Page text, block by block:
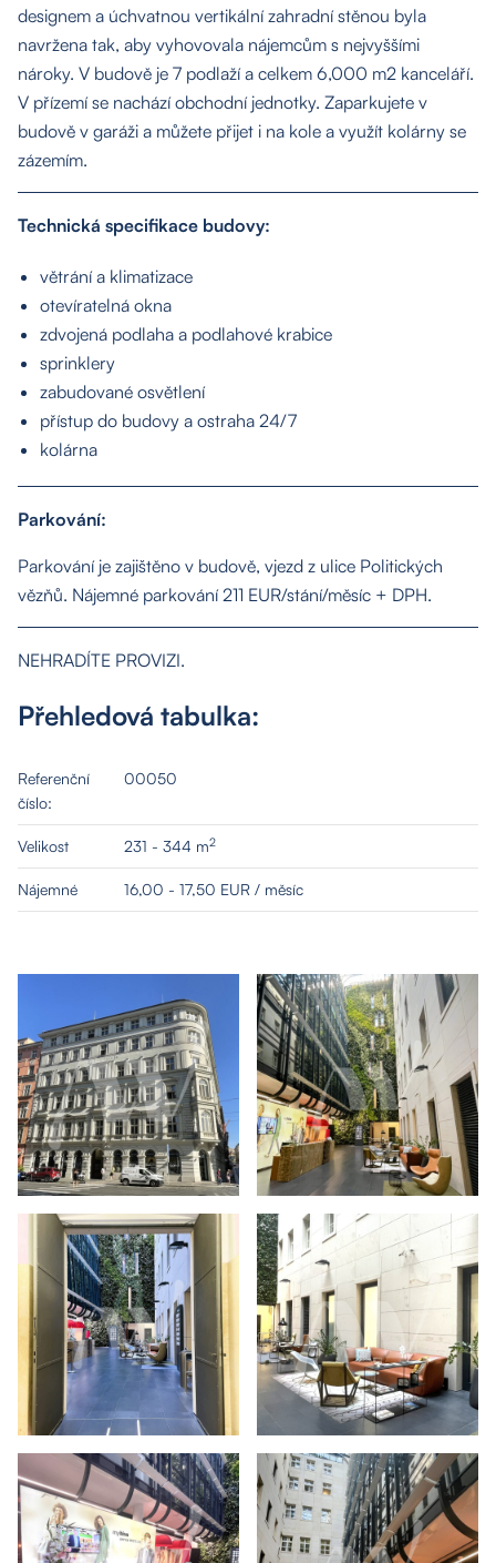
O nás
Nemovitosti
Služby
Kontakt
designem a úchvatnou vertikální zahradní stěnou byla
navržena tak, aby vyhovovala nájemcům s nejvyššími
nároky. V budově je 7 podlaží a celkem 6,000 m2 kanceláří.
V přízemí se nachází obchodní jednotky. Zaparkujete v
budově v garáži a můžete přijet i na kole a využít kolárny se
zázemím.
Technická specifikace budovy:
větrání a klimatizace
otevíratelná okna
zdvojená podlaha a podlahové krabice
sprinklery
zabudované osvětlení
přístup do budovy a ostraha 24/7
kolárna
Parkování:
Parkování je zajištěno v budově, vjezd z ulice Politických
vězňů. Nájemné parkování 211 EUR/stání/měsíc + DPH.
NEHRADÍTE PROVIZI.
Přehledová tabulka:
Referenční
číslo:
00050
Velikost 231 - 344 m2
Nájemné 16,00 - 17,50 EUR / měsíc